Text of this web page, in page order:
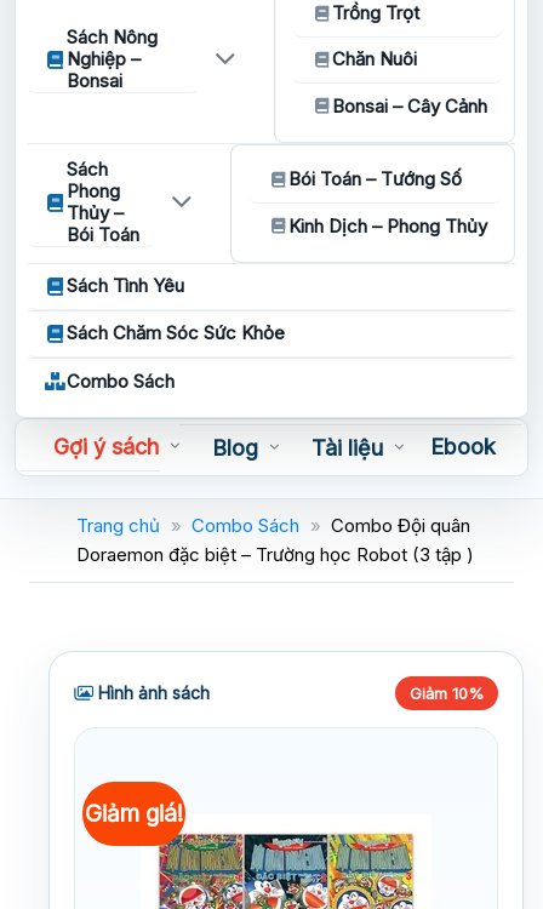
Sách Nông
Nghiệp –
Bonsai
Trồng Trọt
Chăn Nuôi
Bonsai – Cây Cảnh
Sách
Phong
Thủy –
Bói Toán
Bói Toán – Tướng Số
Kinh Dịch – Phong Thủy
Sách Tình Yêu
Sách Chăm Sóc Sức Khỏe
Combo Sách
Gợi ý sách Blog Tài liệu
Ebook
Sách nói
Trang chủ » Combo Sách » Combo Đội quân
Doraemon đặc biệt – Trường học Robot (3 tập )
Hình ảnh sách Giảm 10%
Giảm giá!